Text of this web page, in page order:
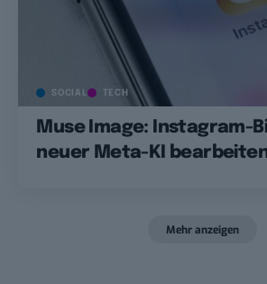
SOCIAL TECH
Muse Image: Instagram-
neuer Meta-KI
Mehr anzeigen